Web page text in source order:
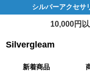
シルバーアクセサ
10,000円
Silvergleam
新着商品